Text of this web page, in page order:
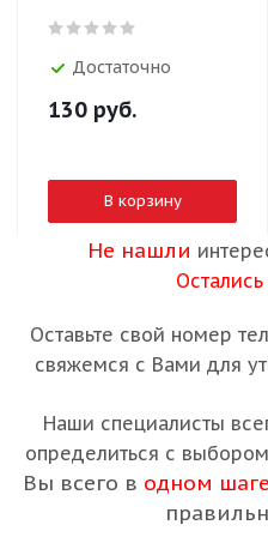
Достаточно
130 руб.
В корзину
Не нашли
Оставьте свой номер
свяжемся с Вами для
Наши специалисты
определиться с
Вы всего в одном шаге